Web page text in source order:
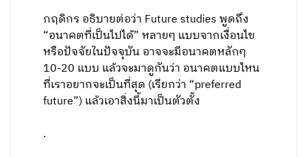
กฤดิกร อธิบายต่อว่า Future studies พูดถึง
“อนาคตที่เป็นไปได้” หลายๆ แบบจากเงื่อนไข
หรือปัจจัยในปัจจุบัน อาจจะมีอนาคตหลักๆ
10-20 แบบ แล้วจะมาดูกันว่า อนาคตแบบไหน
ที่เราอยากจะเป็นที่สุด (เรียกว่า “preferred
future”) แล้วเอาสิ่งนี้มาเป็นตัวตั้ง
.